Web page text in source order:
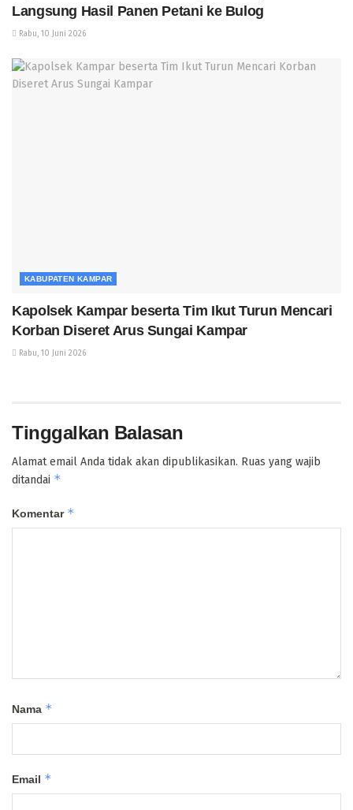
Langsung Hasil Panen Petani ke Bulog
Rabu, 10 Juni 2026
KABUPATEN KAMPAR
Kapolsek Kampar beserta Tim Ikut Turun Mencari
Korban Diseret Arus Sungai Kampar
Rabu, 10 Juni 2026
Tinggalkan Balasan
Alamat email Anda tidak akan dipublikasikan. Ruas yang wajib
ditandai *
Komentar *
Nama *
Email *